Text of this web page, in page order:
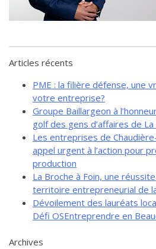
Toile
Documentation
Articles récents
PME : la filière défense, une
votre entreprise?
Groupe Baillargeon à
golf des gens d’affaires de
Les entreprises de
appel urgent à l’action pour
production
La Broche à Foin, une
territoire entrepreneurial de
Dévoilement des lauréats
Défi OSEntreprendre en
Archives